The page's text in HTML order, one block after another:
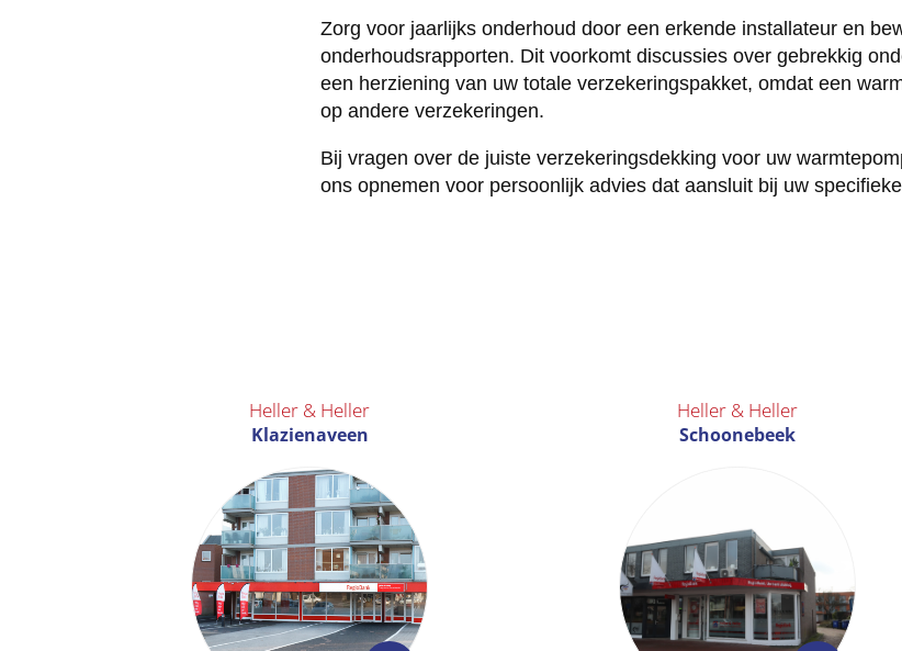
Zorg voor jaarlijks onderhoud door een erkende installateur en
onderhoudsrapporten. Dit voorkomt discussies over gebrekkig
een herziening van uw totale verzekeringspakket, omdat een
op andere verzekeringen.
Bij vragen over de juiste verzekeringsdekking voor uw
ons opnemen voor persoonlijk advies dat aansluit bij uw
Heller & Heller
Klazienaveen
Heller & Heller
Schoonebeek